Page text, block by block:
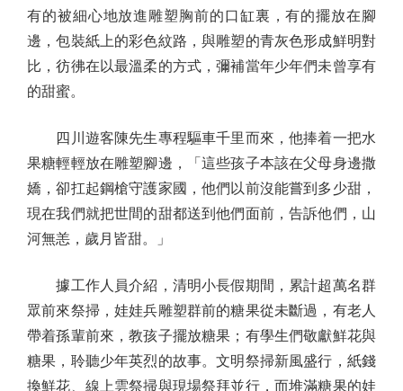
有的被細心地放進雕塑胸前的口缸裏，有的擺放在腳
邊，包裝紙上的彩色紋路，與雕塑的青灰色形成鮮明對
比，彷彿在以最溫柔的方式，彌補當年少年們未曾享有
的甜蜜。
四川遊客陳先生專程驅車千里而來，他捧着一把水
果糖輕輕放在雕塑腳邊，「這些孩子本該在父母身邊撒
嬌，卻扛起鋼槍守護家國，他們以前沒能嘗到多少甜，
現在我們就把世間的甜都送到他們面前，告訴他們，山
河無恙，歲月皆甜。」
據工作人員介紹，清明小長假期間，累計超萬名群
眾前來祭掃，娃娃兵雕塑群前的糖果從未斷過，有老人
帶着孫輩前來，教孩子擺放糖果；有學生們敬獻鮮花與
糖果，聆聽少年英烈的故事。文明祭掃新風盛行，紙錢
換鮮花、線上雲祭掃與現場祭拜並行，而堆滿糖果的娃